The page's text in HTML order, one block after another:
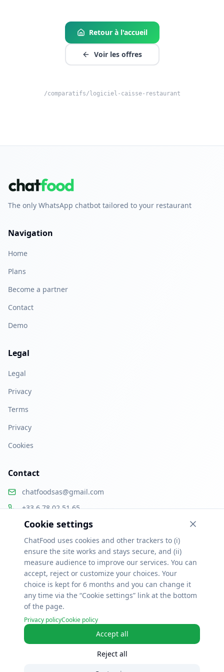
Cookie settings
ChatFood uses cookies and other trackers to (i)
ensure the site works and stays secure, and (ii)
measure audience to improve our services. You can
accept, reject or customize your choices. Your
choice is kept for 6 months and you can change it
any time via the “Cookie settings” link at the bottom
of the page.
Privacy policyCookie policy
Accept all
Reject all
Retour à l'accueil
Voir les offres
/comparatifs/logiciel-caisse-restaurant
The only WhatsApp chatbot tailored to your restaurant
Navigation
Home
Plans
Become a partner
Contact
Demo
Legal
Legal
Privacy
Terms
Privacy
Cookies
Contact
chatfoodsas@gmail.com
+33 6 78 02 51 65
Paris, France
Ressources
Alternatives Uber Eats & DeliverooLogiciel de commande restaurant
Click & collect restaurant Menu QR codeLogiciel pizzeriaLogiciel food truck
Logiciel traiteurFidélisation client
Commande en ligne par ville
ChatFood.All rights reserved.